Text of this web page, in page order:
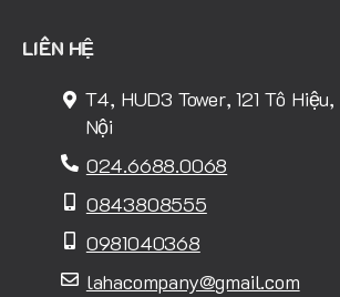
LIÊN HỆ
T4, HUD3 Tower, 121 Tô
Nội
024.6688.0068
0843808555
0981040368
lahacompany@gmail.com